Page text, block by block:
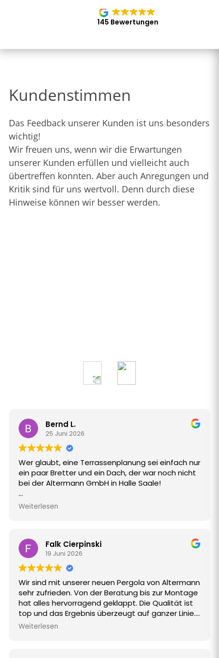
145 Bewertungen
Kundenstimmen
Das Feedback unserer Kunden ist uns besonders
wichtig!
Wir freuen uns, wenn wir die Erwartungen
unserer Kunden erfüllen und vielleicht auch
übertreffen konnten. Aber auch Anregungen und
Kritik sind für uns wertvoll. Denn durch diese
Hinweise können wir besser werden.
Bernd L.
25 Juni 2026
Wer glaubt, eine Terrassenplanung sei einfach nur
ein paar Bretter und ein Dach, der war noch nicht
bei der Altermann GmbH in Halle Saale!
Meine Frau Sabine und ich haben uns dort zum
genommen, ist mit uns jedes noch so kleine
Detail durchgegangen und hat selbst die Fragen
beantwortet, die wir noch gar nicht gestellt
Besonders beeindruckt hat uns die
Professionalität, gepaart mit einer angenehm
lockeren und vertrauensvollen Atmosphäre. Statt
eines Verkaufsgesprächs fühlte es sich eher wie
Weiterlesen
Falk Cierpinski
19 Juni 2026
Wir sind mit unserer neuen Pergola von Altermann
sehr zufrieden. Von der Beratung bis zur Montage
hat alles hervorragend geklappt. Die Qualität ist
top und das Ergebnis überzeugt auf ganzer Linie.
Klare Empfehlung!
Weiterlesen